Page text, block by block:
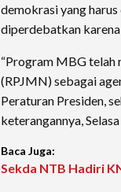
demokrasi yang
diperdebatkan
“Program MBG telah
(RPJMN) sebagai
Peraturan Presiden,
keterangannya,
Baca Juga:
Sekda NTB Hadiri